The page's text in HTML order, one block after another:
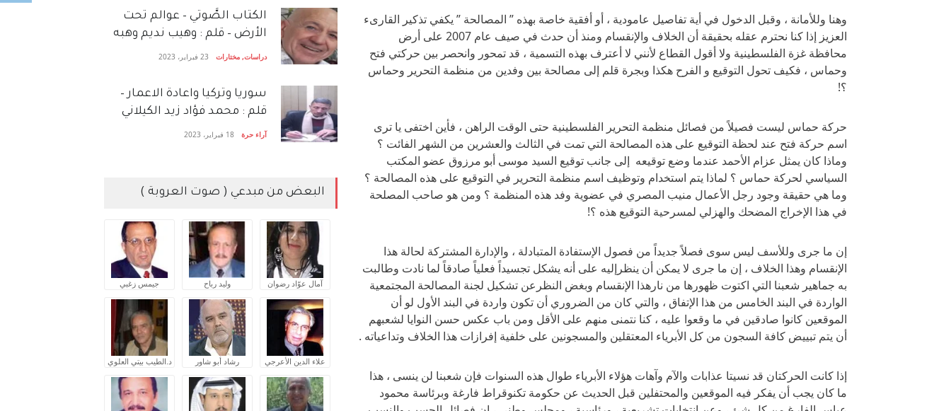
وهنا وللأمانة ، وقبل الدخول في أية تفاصيل عامودية ، أو أفقية خاصة بهذه ” المصالحة ” يكفي تذكير القارىء
العزيز إذا كنا نحترم عقله بحقيقة أن الخلاف والإنقسام ومنذ أن حدث في صيف عام 2007 على أرض
محافظة غزة الفلسطينية ولا أقول القطاع لأنني لا أعترف بهذه التسمية ، قد تمحور وانحصر بين حركتي فتح
وحماس ، فكيف تحول التوقيع و الفرح هكذا وبجرة قلم إلى مصالحة بين وفدين من منظمة التحرير وحماس
؟!
حركة حماس ليست فصيلاً من فصائل منظمة التحرير الفلسطينية حتى الوقت الراهن ، فأين اختفى يا ترى
اسم حركة فتح عند لحظة التوقيع على هذه المصالحة التي تمت في الثالث والعشرين من الشهر الفائت ؟
وماذا كان يمثل عزام الأحمد عندما وضع توقيعه إلى جانب توقيع السيد موسى أبو مرزوق عضو المكتب
السياسي لحركة حماس ؟ لماذا يتم استخدام وتوظيف اسم منظمة التحرير في التوقيع على هذه المصالحة ؟
وما هي حقيقة وجود رجل الأعمال منيب المصري في عضوية وفد هذه المنظمة ؟ ومن هو صاحب المصلحة
في هذا الإخراج المضحك والهزلي لمسرحية التوقيع هذه ؟!
إن ما جرى وللأسف ليس سوى فصلاً جديداً من فصول الإستفادة المتبادلة ، والإدارة المشتركة لحالة هذا
الإنقسام وهذا الخلاف ، إن ما جرى لا يمكن أن ينظرإليه على أنه يشكل تجسيداً فعلياً صادقاً لما نادت وطالبت
به جماهير شعبنا التي اكتوت ظهورها من نارهذا الإنقسام وبغض النظرعن تشكيل لجنة المصالحة المجتمعية
الواردة في البند الخامس من هذا الإتفاق ، والتي كان من الضروري أن تكون واردة في البند الأول لو أن
الموقعين كانوا صادقين في ما وقعوا عليه ، كنا نتمنى منهم على الأقل ومن باب عكس حسن النوايا لشعبهم
أن يتم تبييض كافة السجون من كل الأبرياء المعتقلين والمسجونين على خلفية إفرازات هذا الخلاف وتداعياته .
إذا كانت الحركتان قد نسيتا عذابات والآم وآهات هؤلاء الأبرياء طوال هذه السنوات فإن شعبنا لن ينسى ، هذا
ما كان يجب أن يفكر فيه الموقعين والمحتفلين قبل الحديث عن حكومة تكنوقراط فارغة وبرئاسة محمود
الكتاب الصَّوتي – عوالم تحت
الأرض – قلم : وهيب نديم وهبه
دراسات, مختارات 23 فبراير، 2023
سوريا وتركيا واعادة الاعمار –
قلم : محمد فؤاد زيد الكيلاني
آراء حرة 18 فبراير، 2023
البعض من مبدعي ( صوت العروبة )
آمال عوّاد رضوان وليد رباح جيمس زغبي
علاء الدين الأعرجي رشاد أبو شاور د.الطيب بيتي العلوي